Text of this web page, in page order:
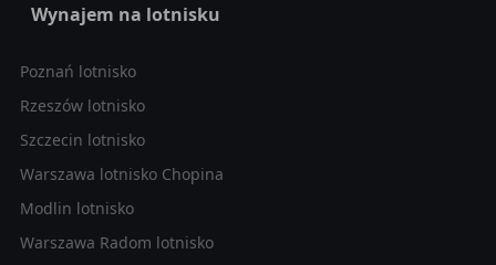
Wynajem na lotnisku
Poznań lotnisko
Rzeszów lotnisko
Szczecin lotnisko
Warszawa lotnisko Chopina
Modlin lotnisko
Warszawa Radom lotnisko